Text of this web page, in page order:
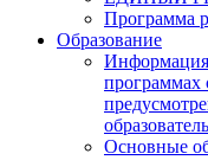
Программа
Образование
Информация
программах
Основные